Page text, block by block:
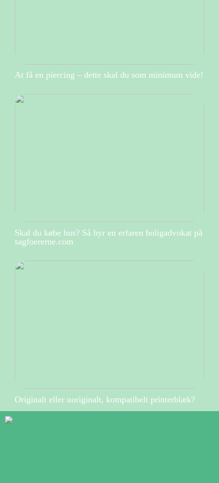
At få en piercing – dette skal du som minimum vide!
Skal du købe hus? Så hyr en erfaren boligadvokat på
sagfoererne.com
Originalt eller uoriginalt, kompatibelt printerblæk?